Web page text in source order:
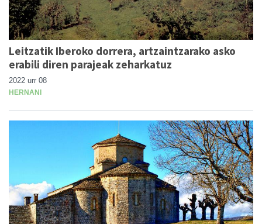
Leitzatik Iberoko dorrera, artzaintzarako asko
erabili diren parajeak zeharkatuz
2022 urr 08
HERNANI